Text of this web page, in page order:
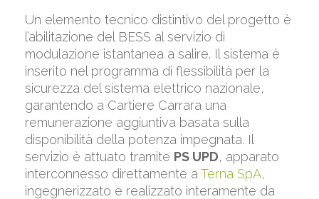
Un elemento tecnico distintivo del progetto è
l’abilitazione del BESS al servizio di
modulazione istantanea a salire. Il sistema è
inserito nel programma di flessibilità per la
sicurezza del sistema elettrico nazionale,
garantendo a Cartiere Carrara una
remunerazione aggiuntiva basata sulla
disponibilità della potenza impegnata. Il
servizio è attuato tramite PS UPD, apparato
interconnesso direttamente a Terna SpA,
ingegnerizzato e realizzato interamente da